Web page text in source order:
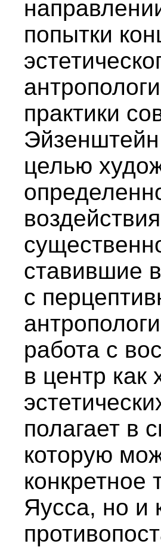
попытки
практики
целью
ставившие
с
работа с
в центр как
полагает в
которую
конкретное
Яусса, но и